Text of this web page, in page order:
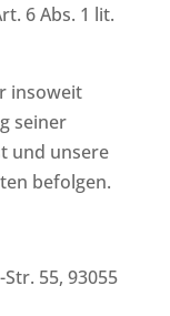
6 Abs. 1 lit.
insoweit
seiner
und unsere
befolgen.
55, 93055